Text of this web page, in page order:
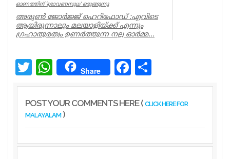
ഓണത്തിന് ‘ശ്രാവണസുധ‘ ഒരുങ്ങുന്നു
അരുൺ ജോർജ്ജ് ഹെറിഫോഡ് :എവിടെ
ആയിരുന്നാലും മലയാളിയ്ക്ക് എന്നും
ഗ്രഹാതുരത്വം ഉണർത്തുന്ന നല്ല ഓർമ്മ...
Twitter
WhatsAppShare Facebook
POST YOUR COMMENTS HERE ( CLICK HERE FOR
MALAYALAM)